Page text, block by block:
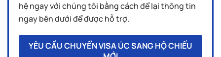
hệ ngay với chúng tôi bằng cách để lại thông tin
ngay bên dưới để được hỗ trợ.
YÊU CẦU CHUYỂN VISA ÚC SANG HỘ CHIẾU